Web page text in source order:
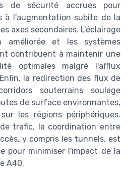
de sécurité accrues pour
à l'augmentation subite de la
axes secondaires. L'éclairage
améliorée et les systèmes
contribuent à maintenir une
optimales malgré l'afflux
la redirection des flux de
souterrains soulage
de surface environnantes,
les régions périphériques.
trafic, la coordination entre
y compris les tunnels, est
pour minimiser l'impact de la
A40.